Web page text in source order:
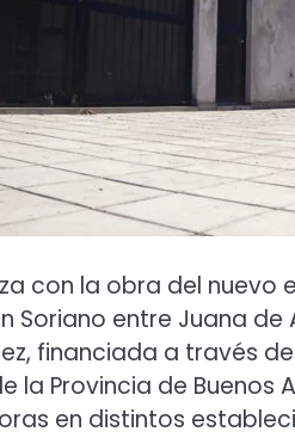
con la obra del nuevo
Soriano entre Juana
financiada a través
la Provincia de Buenos
en distintos